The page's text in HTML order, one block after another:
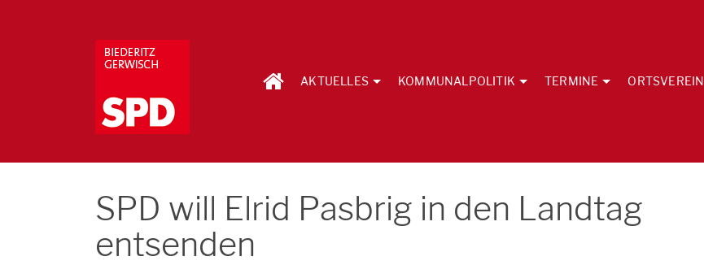
AKTUELLES KOMMUNALPOLITIK TERMINE ORTSVEREIN
SPD will Elrid Pasbrig in den Landtag
entsenden